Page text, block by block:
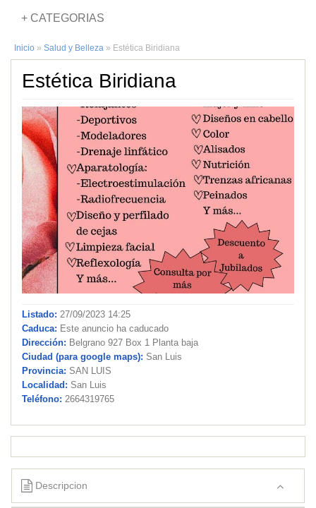
+ CATEGORIAS
Inicio » Salud y Belleza » Estética Biridiana
Estética Biridiana
Listado: 27/09/2023 14:25
Caduca: Este anuncio ha caducado
Dirección: Belgrano 927 Box 1 Planta baja
Ciudad (para google maps): San Luis
Provincia: SAN LUIS
Localidad: San Luis
Teléfono: 2664319765
Descripcion